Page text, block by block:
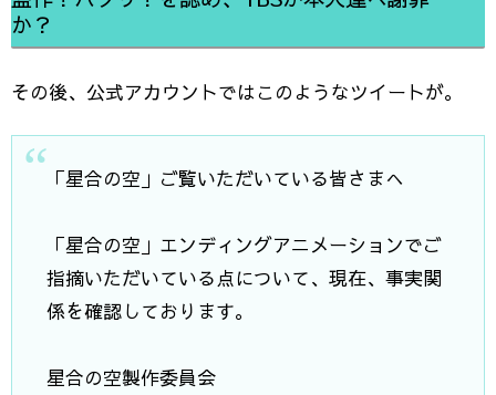
か？
その後、公式アカウントではこのようなツイートが。
「星合の空」ご覧いただいている皆さまへ
「星合の空」エンディングアニメーションでご
指摘いただいている点について、現在、事実関
係を確認しております。
星合の空製作委員会